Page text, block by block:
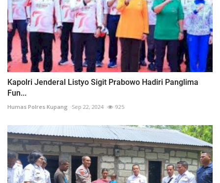
Kapolri Jenderal Listyo Sigit Prabowo Hadiri Panglima
Fun...
Humas Polres Kupang Sep 22, 2024 925